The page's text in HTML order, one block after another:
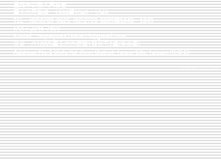
臺北市公務人員協會
臺北市民熱線：1999轉1048、1049
TEL：(02)8789-0625, (02)2720-8889轉1048、1049
FAX：2345-7893
E-Mail：taipeipsa87890625@gmail.com
地址：(11008)臺北市市府路1號地下2樓(中央區)
Address: No.1 Shifu Rd.,Xinyi District, Taipei City, Taiwan (R.O.C)
© 2022 臺北市公務人員協